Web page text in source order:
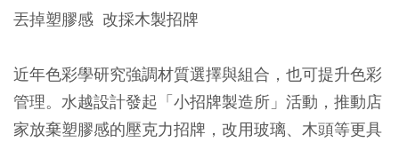
丟掉塑膠感 改採木製招牌
近年色彩學研究強調材質選擇與組合，也可提升色彩
管理。水越設計發起「小招牌製造所」活動，推動店
家放棄塑膠感的壓克力招牌，改用玻璃、木頭等更具